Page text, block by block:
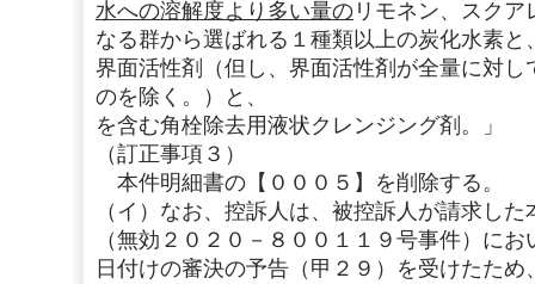
水への溶解度より多い量の リモネン、スク
なる群から選ばれる１種類以上の炭化水素と
界面活性剤（但し、界面活性剤が全量に対
のを除く。）と、
を含む角栓除去用液状クレンジング剤。」
（訂正事項３）
本件明細書の【０００５】を削除する。
（イ）なお、控訴人は、被控訴人が請求し
（無効２０２０－８００１１９号事件）に
日付けの審決の予告（甲２９）を受けたた